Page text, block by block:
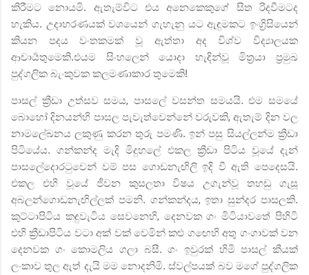
කිරීමට නොයමි. ඇතැම්විට එය අනෙකෙකුගේ සිත රිදවීමටද
හැකිය. උදාහරණයක් වශයෙන් ගැහැනු යට ඇඳුමකට ඉංග්‍රිසියෙන්
කියන පදය වංතකමක් වූ ඇත්තා අද විශ්ව විද්‍යාලයක
ආචාර්‍යතුමෙකි.එයම සිංහලෙන් යොදා හැඳින්වූ මිත්‍රයා ප්‍රමුඛ
පුද්ගලික බැංකුවක කලමණාකාර තුමෙකි!
පාසල් ක්‍රීඩා උත්සව සමය, පාසලේ වසන්ත සමයයි. එම සමයේ
බොහෝ දිනයන්හි පාසල පැවැත්වෙන්නේ වරුවකි,ඇතැම් දින වල
නාමලේඛනය ලකුණු කරන තුරු පමණි. ඉන් පසු සියල්ලන්ම ක්‍රීඩා
පිටියේය. ගන්කන්ද මැදි මිදුහලේ එකල ක්‍රීඩා පිටිය වූයේ දැන්
පාසලේදොරටුවෙන් වම් පස ගොඩනැඟිලි ඉදි වී ඇති පෙදෙසයි.
එකල එහි වූයේ ජීවන කුසලතා විෂය උගැන්වූ තහඩු ගැසූ
අබලන්ගොඩනැඟිල්ලක් පමනි. ගන්කන්දය,ඉතා සුන්දර පාසලකි.
කුට්ටාපිටිය කඳුවැටිය සෙවනෙහි, දෙනවක ගං මිටියාවතේ පිහිටි
එහි ක්‍රීඩාපිටිය වටා අක් වක් වෙමින් කළු ගඟෙහි අතු ගංගාවක් වන
දෙනවක ගං කොමලිය ගලා බසී. ගං ඉවුරක් හිමි පාසල් කීයක්
ලංකාව තුල ඇත් දැයි මම නොදනිමි. ස්වල්පයක් බව මගේ පුද්ගලික